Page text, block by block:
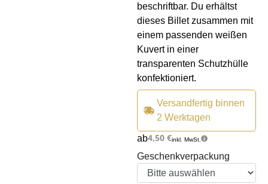
beschriftbar. Du erhältst
dieses Billet zusammen mit
einem passenden weißen
Kuvert in einer
transparenten Schutzhülle
konfektioniert.
Versandfertig binnen
2 Werktagen
ab4,50 €inkl. MwSt.
Geschenkverpackung